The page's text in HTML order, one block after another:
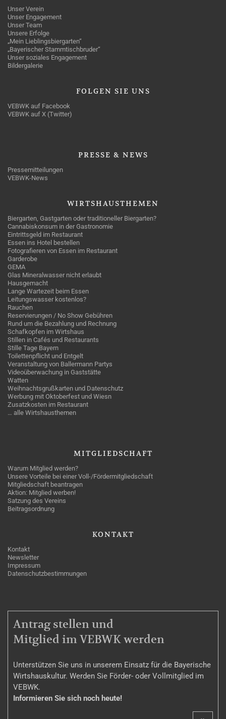
Unser Verein
Unser Engagement
Unser Team
Unsere Erfolge
„Mein Lieblingsbiergarten“
„Bayerischer Stammtischbruder“
Unser soziales Engagement
Bildergalerie
FOLGEN SIE UNS
VEBWK auf Facebook
VEBWK auf X (Twitter)
PRESSE & NEWS
Pressemitteilungen
VEBWK-News
WIRTSHAUSTHEMEN
Biergarten, Gastgarten oder traditioneller Biergarten?
Cannabiskonsum in der Gastronomie
Eintrittsgeld im Restaurant
Essen ins Hotel bestellen
Fotografieren von Essen im Restaurant
Garderobe
GEMA
Glas Mineralwasser nicht erlaubt
Hausgemacht
Lange Wartezeit beim Essen
Leitungswasser kostenlos?
Rauchen
Reservierungen / No Show Gebühren
Rund um die Bezahlung und Rechnung
Schafkopfen im Wirtshaus
Stillen in Cafés und Restaurants
Stille Tage Bayern
Toilettenpflicht und Entgelt
Veranstaltung von Ballermann Partys
Videoüberwachung in Gaststätte
Watten
Weihnachtsgrußkarten und Datenschutz
Werbung mit Oktoberfest und Wiesn
Zusatzkosten im Restaurant
… alle Wirtshausthemen
MITGLIEDSCHAFT
Warum Mitglied werden?
Unsere Vorteile bei einer Voll-/Fördermitgliedschaft
Mitgliedschaft beantragen
Aktion: Mitglied werben!
Satzung des Vereins
Beitragsordnung
KONTAKT
Kontakt
Newsletter
Impressum
Datenschutzbestimmungen
MITGLIEDSCHAFT
Antrag stellen und
Mitglied im VEBWK werden
Unterstützen Sie uns in unserem Einsatz für die Bayerische
Wirtshauskultur. Werden Sie Förder- oder Vollmitglied im
VEBWK.
Informieren Sie sich noch heute!